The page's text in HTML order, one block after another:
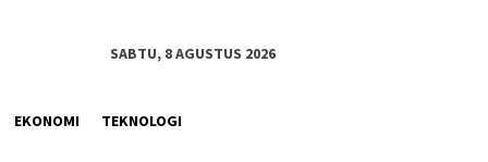
SABTU, 8 AGUSTUS 2026
EKONOMI TEKNOLOGI